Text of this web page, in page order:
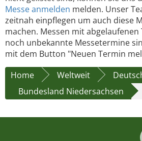
Messe anmelden melden. Unser
zeitnah einpflegen um auch diese
machen. Messen mit
noch unbekannte Messetermine
mit dem Button "Neuen Termin
Home
Weltweit
Bundesland Niedersachsen